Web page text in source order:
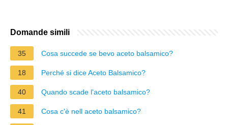
Domande simili
35 Cosa succede se bevo aceto balsamico?
18 Perché si dice Aceto Balsamico?
40 Quando scade l'aceto balsamico?
41 Cosa c'è nell aceto balsamico?